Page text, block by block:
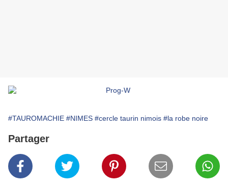
#TAUROMACHIE #NIMES #cercle taurin nimois #la robe noire
Partager